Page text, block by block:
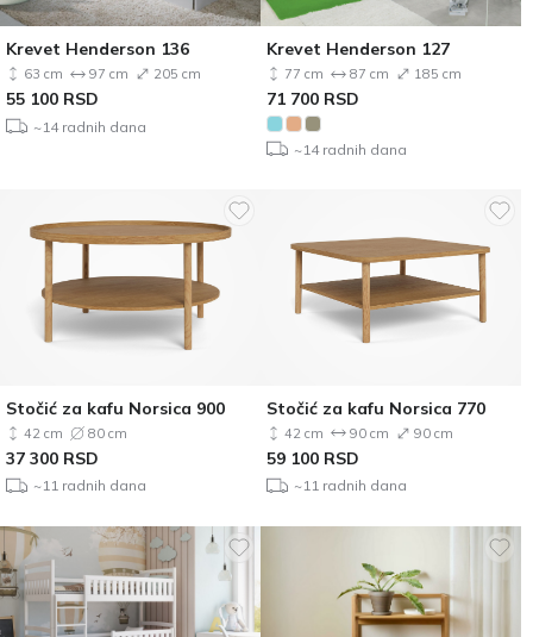
Krevet Henderson 136
63 cm 97 cm 205 cm
55 100 RSD
~14 radnih dana
Krevet Henderson 127
77 cm 87 cm 185 cm
71 700 RSD
~14 radnih dana
Stočić za kafu Norsica 900
42 cm 80 cm
37 300 RSD
~11 radnih dana
Stočić za kafu Norsica 770
42 cm 90 cm 90 cm
59 100 RSD
~11 radnih dana